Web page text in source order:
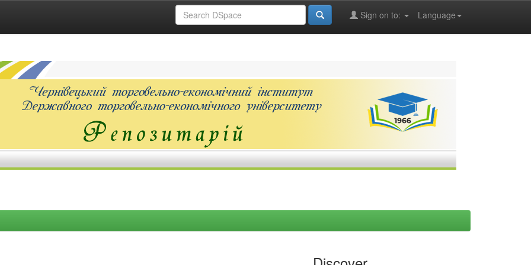
Language
Sign on to: